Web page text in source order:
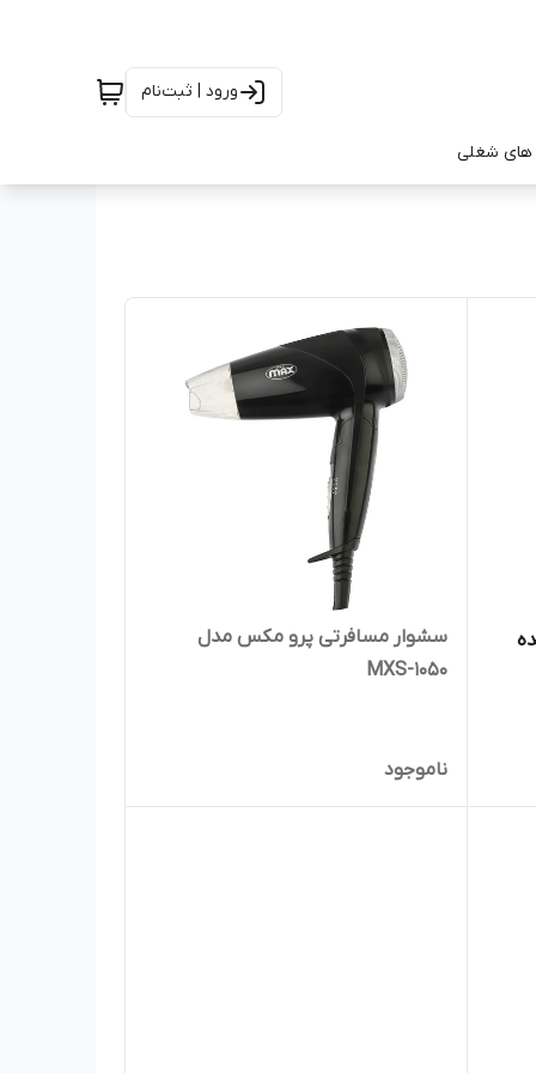
ورود | ثبت‌نام
شغلی
سشوار مسافرتی پرو مکس مدل
MXS-1050
ناموجود